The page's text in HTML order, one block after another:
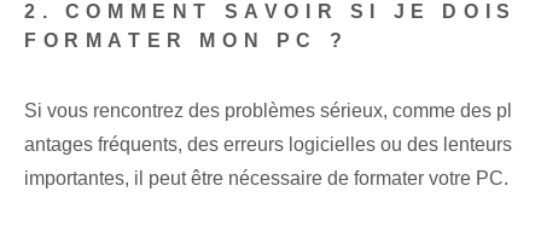
2. COMMENT SAVOIR SI JE DOIS
FORMATER MON PC ?
Si vous rencontrez des problèmes sérieux, comme des pl
antages fréquents, des erreurs logicielles ou des lenteurs
importantes, il peut être nécessaire de formater votre PC.